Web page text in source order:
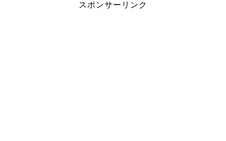
スポンサーリンク